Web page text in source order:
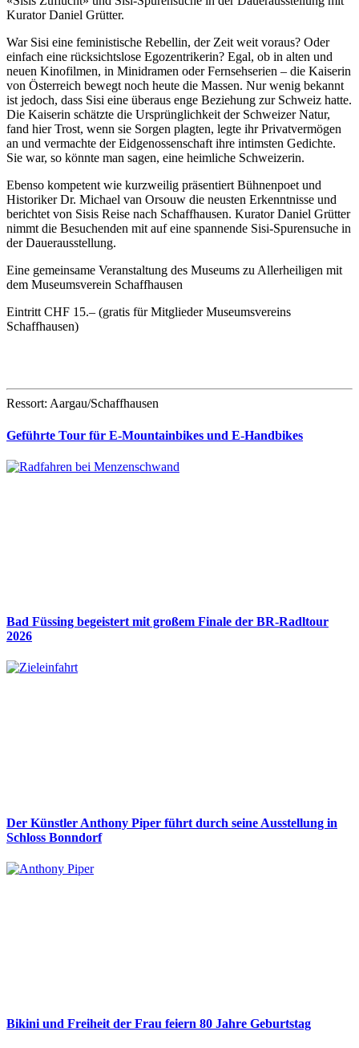
Kurator Daniel Grütter.
War Sisi eine feministische Rebellin, der Zeit weit voraus? Oder
einfach eine rücksichtslose Egozentrikerin? Egal, ob in alten und
neuen Kinofilmen, in Minidramen oder Fernsehserien – die Kaiserin
von Österreich bewegt noch heute die Massen. Nur wenig bekannt
ist jedoch, dass Sisi eine überaus enge Beziehung zur Schweiz hatte.
Die Kaiserin schätzte die Ursprünglichkeit der Schweizer Natur,
fand hier Trost, wenn sie Sorgen plagten, legte ihr Privatvermögen
an und vermachte der Eidgenossenschaft ihre intimsten Gedichte.
Sie war, so könnte man sagen, eine heimliche Schweizerin.
Ebenso kompetent wie kurzweilig präsentiert Bühnenpoet und
Historiker Dr. Michael van Orsouw die neusten Erkenntnisse und
berichtet von Sisis Reise nach Schaffhausen. Kurator Daniel Grütter
nimmt die Besuchenden mit auf eine spannende Sisi-Spurensuche in
der Dauerausstellung.
Eine gemeinsame Veranstaltung des Museums zu Allerheiligen mit
dem Museumsverein Schaffhausen
Eintritt CHF 15.– (gratis für Mitglieder Museumsvereins
Schaffhausen)
Ressort: Aargau/Schaffhausen
Geführte Tour für E-Mountainbikes und E-Handbikes
Bad Füssing begeistert mit großem Finale der BR-Radltour
2026
Der Künstler Anthony Piper führt durch seine Ausstellung in
Schloss Bonndorf
Bikini und Freiheit der Frau feiern 80 Jahre Geburtstag